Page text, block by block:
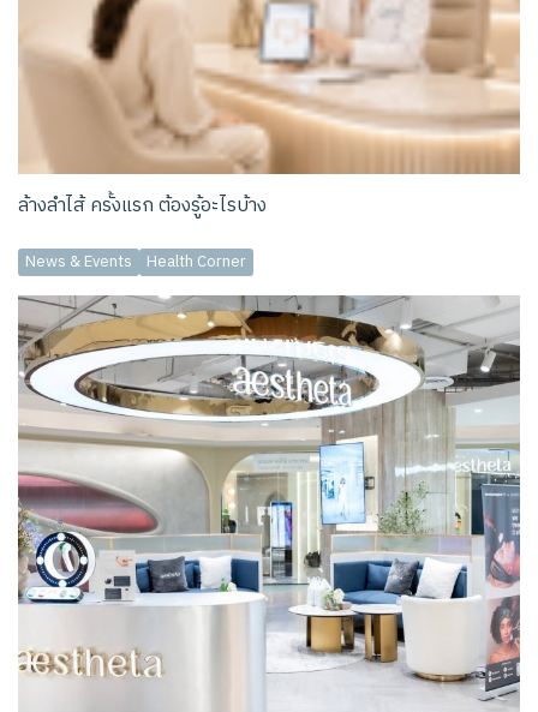
ล้างลำไส้ ครั้งแรก ต้องรู้อะไรบ้าง
News & Events Health Corner